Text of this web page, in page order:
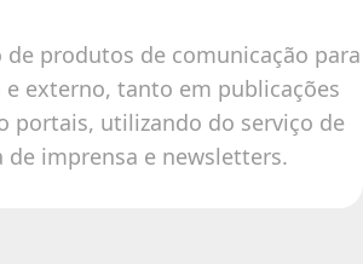
produtos de comunicação para
externo, tanto em publicações
portais, utilizando do serviço de
de imprensa e newsletters.